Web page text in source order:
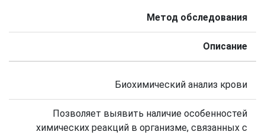
Метод обследования
Описание
Биохимический анализ крови
Позволяет выявить наличие особенностей
химических реакций в организме, связанных с